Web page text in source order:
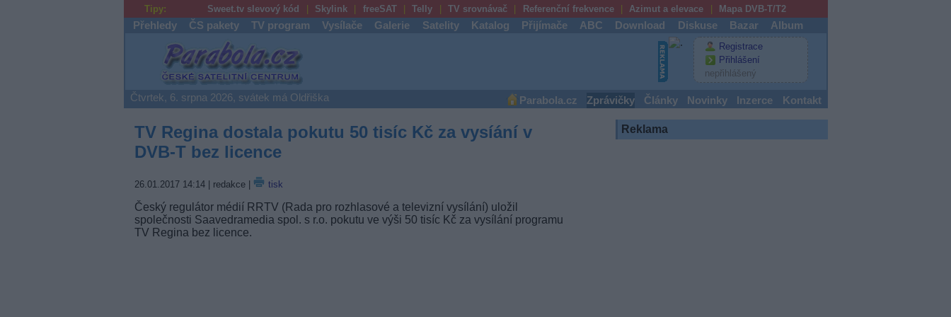
Tipy: Sweet.tv slevový kód Skylink freeSAT Telly TV srovnávač Referenční frekvence Azimut a elevace Mapa DVB-T/T2
Přehledy ČS pakety TV program Vysílače Galerie Satelity Katalog Přijímače ABC Download Diskuse Bazar Album
Parabola.cz
Registrace
Přihlášení
nepřihlášený
Čtvrtek, 6. srpna 2026, svátek má Oldřiška Parabola.cz Zprávičky Články Novinky Inzerce Kontakt
TV Regina dostala pokutu 50 tisíc Kč za vysíání v
DVB-T bez licence
26.01.2017 14:14| redakce | tisk
Český regulátor médií RRTV (Rada pro rozhlasové a televizní vysílání) uložil
společnosti Saavedramedia spol. s r.o. pokutu ve výši 50 tisíc Kč za vysílání programu
TV Regina bez licence.
Reklama